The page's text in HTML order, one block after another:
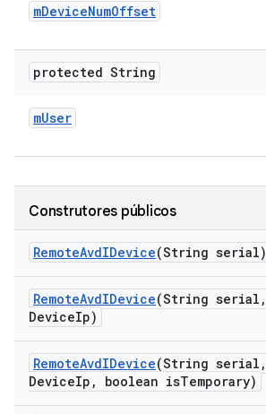
mDeviceNumOffset
protected String
mUser
Construtores públicos
RemoteAvdIDevice(String serial)
RemoteAvdIDevice(String serial ,
DeviceIp)
RemoteAvdIDevice(String serial ,
DeviceIp , boolean isTemporary)